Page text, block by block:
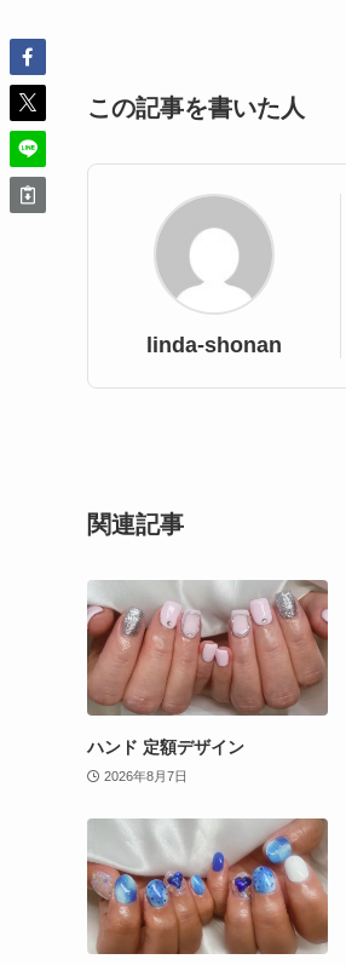
この記事を書いた人
linda-shonan
関連記事
ハンド 定額デザイン
2026年8月7日